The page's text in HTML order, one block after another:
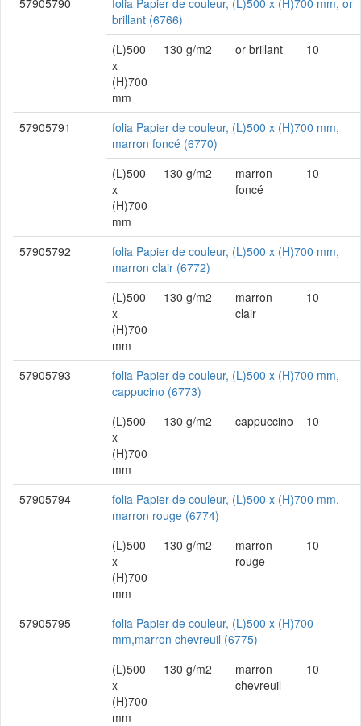
57905790
folia Papier de couleur, (L)500 x (H)700 mm, or
brillant (6766)
(L)500
x
(H)700
mm
130 g/m2 or brillant 10
57905791
folia Papier de couleur, (L)500 x (H)700 mm,
marron foncé (6770)
(L)500
x
(H)700
mm
130 g/m2
marron
foncé
10
57905792
folia Papier de couleur, (L)500 x (H)700 mm,
marron clair (6772)
(L)500
x
(H)700
mm
130 g/m2
marron
clair
10
57905793
folia Papier de couleur, (L)500 x (H)700 mm,
cappucino (6773)
(L)500
x
(H)700
mm
130 g/m2 cappuccino 10
57905794
folia Papier de couleur, (L)500 x (H)700 mm,
marron rouge (6774)
(L)500
x
(H)700
mm
130 g/m2
marron
rouge
10
57905795
folia Papier de couleur, (L)500 x (H)700
mm,marron chevreuil (6775)
(L)500
x
(H)700
mm
130 g/m2
marron
chevreuil
10